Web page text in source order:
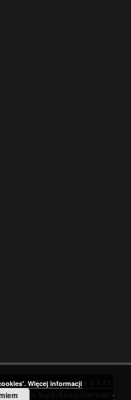
DInGO dLibra 6.3.15
Centrum Superkomputerowo-
Więcej informacji